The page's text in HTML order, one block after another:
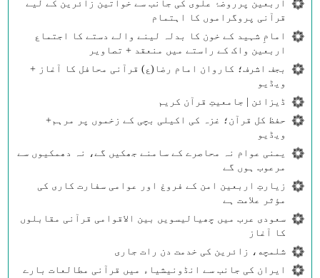
اربعین پرروضۂ علوی کی جانب سے خواتین زائرین کے لیے
قرآنی پروگراموں کا اہتمام
امامِ شہید کے خون کا بدلہ لینے والے دستے کا اجتماع
اربعین واک کے راستے میں منعقد + تصاویر
بجف اشرف؛ کاروان امام رضا(ع) قرآنی محافل کا آغاز +
ویڈیو
ڈیزائن | جامعیتِ قرآن کریم
حفظ کل قرآن؛ غزہ کی اکیلی بچی کے زخموں پر مرہم+
ویڈیو
یمنی عوام نہ محاصرے کے سامنے جھکیں گے، نہ دھمکیوں سے
مرعوب ہوں گے
زیارتِ اربعین امن کے فروغ اور عوامی سفارت کاری کی
مؤثر علامت ہے
سعودی عرب میں چھیالیسویں بین الاقوامی قرآنی مقابلوں
کا آغاز
شلمچه، زائرین کی خدمت دن رات جاری
ایران کی جانب سے انڈونیشیاء میں قرآنی مطالعات بارے